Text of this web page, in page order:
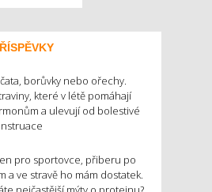
borůvky nebo ořechy.
které v létě pomáhají
a ulevují od bolestivé
pro sportovce, přiberu po
a ve stravě ho mám dostatek.